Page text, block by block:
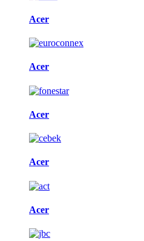
Acer
Acer
Acer
Acer
Acer